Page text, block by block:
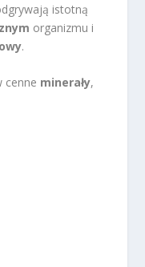
istotną
organizmu i
.
cenne minerały,